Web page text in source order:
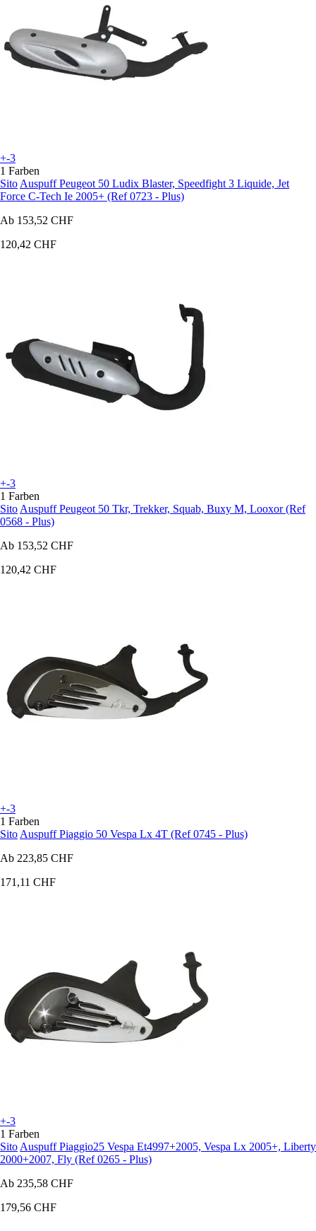
+-3
1 Farben
Sito Auspuff Peugeot 50 Ludix Blaster, Speedfight 3 Liquide, Jet
Force C-Tech Ie 2005+ (Ref 0723 - Plus)
Ab 153,52 CHF
120,42 CHF
+-3
1 Farben
Sito Auspuff Peugeot 50 Tkr, Trekker, Squab, Buxy M, Looxor (Ref
0568 - Plus)
Ab 153,52 CHF
120,42 CHF
+-3
1 Farben
Sito Auspuff Piaggio 50 Vespa Lx 4T (Ref 0745 - Plus)
Ab 223,85 CHF
171,11 CHF
+-3
1 Farben
Sito Auspuff Piaggio25 Vespa Et4997+2005, Vespa Lx 2005+, Liberty
2000+2007, Fly (Ref 0265 - Plus)
Ab 235,58 CHF
179,56 CHF